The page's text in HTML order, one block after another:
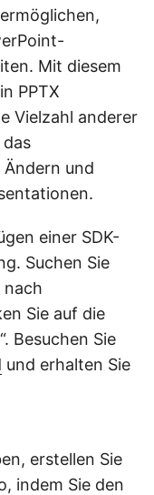
Mit diesem
PPTX
Vielzahl anderer
und
einer SDK-
Suchen Sie
nach
Sie auf die
Besuchen Sie
und erhalten Sie
erstellen Sie
indem Sie den